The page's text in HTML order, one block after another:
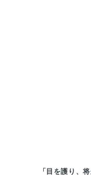
「目を護り、